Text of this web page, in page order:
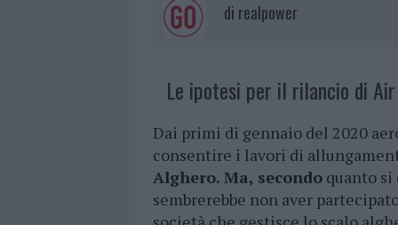
di realpower
Le ipotesi per il rilancio di
Dai primi di gennaio del 2020
consentire i lavori di
Alghero. Ma, secondo quanto
sembrerebbe non aver